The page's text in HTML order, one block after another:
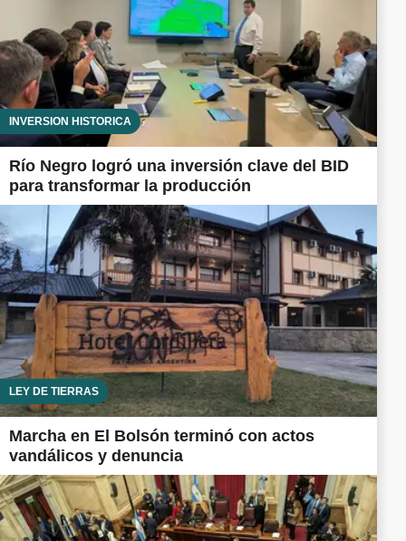
INVERSIÓN HISTÓRICA
Río Negro logró una inversión clave del BID
para transformar la producción
LEY DE TIERRAS
Marcha en El Bolsón terminó con actos
vandálicos y denuncia